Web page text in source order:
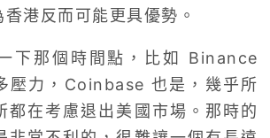
港反而可能更具優勢。
下那個時間點，比如 Binance
壓力，Coinbase 也是，幾乎所
都在考慮退出美國市場。那時的